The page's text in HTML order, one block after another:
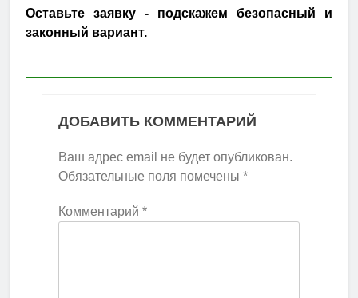
Оставьте заявку - подскажем безопасный и
законный вариант.
ДОБАВИТЬ КОММЕНТАРИЙ
Ваш адрес email не будет опубликован.
Обязательные поля помечены *
Комментарий *